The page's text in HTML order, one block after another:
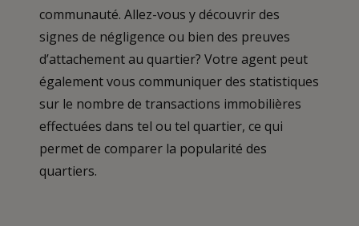
communauté. Allez-vous y découvrir des
signes de négligence ou bien des preuves
d’attachement au quartier? Votre agent peut
également vous communiquer des statistiques
sur le nombre de transactions immobilières
effectuées dans tel ou tel quartier, ce qui
permet de comparer la popularité des
quartiers.